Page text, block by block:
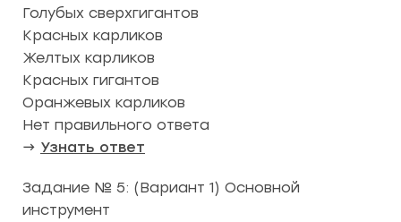
Голубых сверхгигантов
Красных карликов
Желтых карликов
Красных гигантов
Оранжевых карликов
Нет правильного ответа
→ Узнать ответ
Задание № 5: (Вариант 1) Основной
инструмент